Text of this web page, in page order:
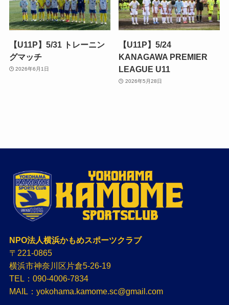
【U11P】5/31 トレーニン
グマッチ
2026年6月1日
【U11P】5/24
KANAGAWA PREMIER
LEAGUE U11
2026年5月28日
NPO法人横浜かもめスポーツクラブ
〒221-0865
横浜市神奈川区片倉5-26-19
TEL：090-4006-7834
MAIL：yokohama.kamome.sc@gmail.com